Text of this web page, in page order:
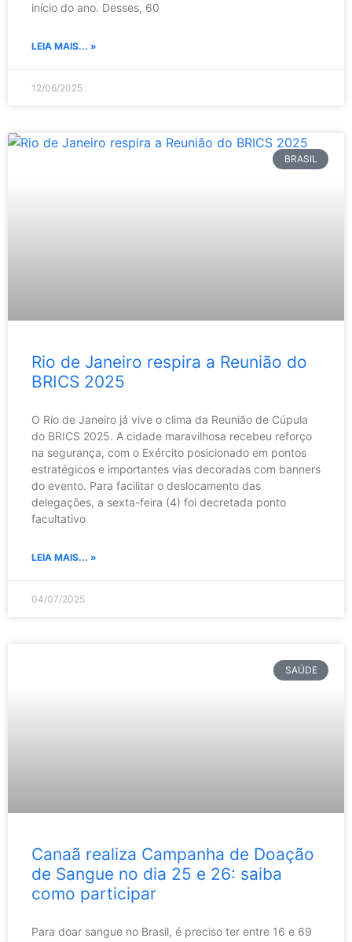
início do ano. Desses, 60
LEIA MAIS... »
12/06/2025
BRASIL
Rio de Janeiro respira a Reunião do
BRICS 2025
O Rio de Janeiro já vive o clima da Reunião de Cúpula
do BRICS 2025. A cidade maravilhosa recebeu reforço
na segurança, com o Exército posicionado em pontos
estratégicos e importantes vias decoradas com banners
do evento. Para facilitar o deslocamento das
delegações, a sexta-feira (4) foi decretada ponto
facultativo
LEIA MAIS... »
04/07/2025
SAÚDE
Canaã realiza Campanha de Doação
de Sangue no dia 25 e 26: saiba
como participar
Para doar sangue no Brasil, é preciso ter entre 16 e 69